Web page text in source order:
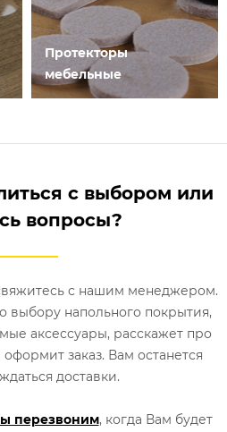
Протекторы
мебельные
с выбором или
вопросы?
с нашим менеджером.
выбору напольного покрытия,
аксессуары, расскажет про
заказ. Вам останется
доставки.
перезвоним, когда Вам будет